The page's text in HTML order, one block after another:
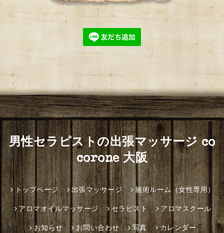
男性セラピストの出張マッサージ co
corone 大阪
トップページ 出張マッサージ 施術ルーム（女性専用）
アロマオイルマッサージ セラピスト アロマスクール
お知らせ お問い合わせ 写真 カレンダー